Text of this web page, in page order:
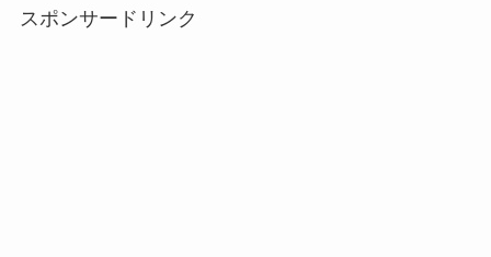
スポンサードリンク